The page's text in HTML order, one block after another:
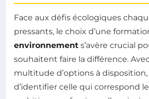
Face aux défis écologiques
pressants, le choix d’une
environnement s’avère crucial
souhaitent faire la différence.
multitude d’options à
d’identifier celle qui correspond